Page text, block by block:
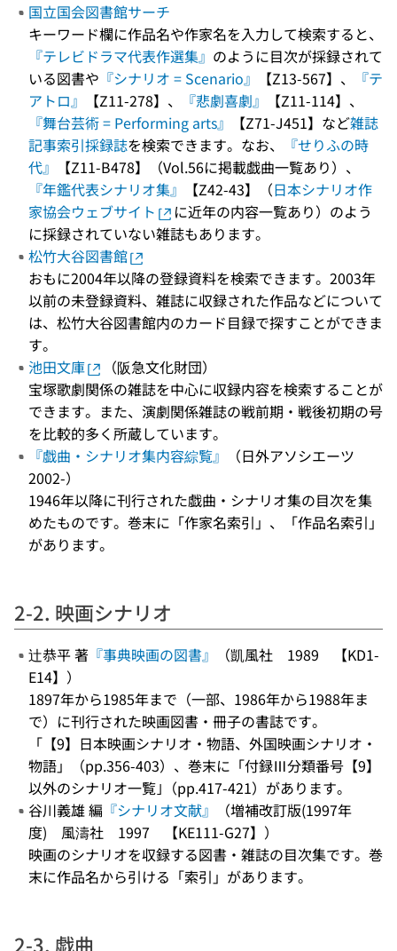
国立国会図書館サーチ
キーワード欄に作品名や作家名を入力して検索すると、
『テレビドラマ代表作選集』 のように目次が採録されて
いる図書や 『シナリオ = Scenario』 【Z13-567】、
『テ
アトロ』
【Z11-278】、 『悲劇喜劇』
【Z11-114】、
『舞台芸術 = Performing arts』
【Z71-J451】など雑誌
記事索引採録誌を検索できます。なお、
『せりふの時
代』
【Z11-B478】（Vol.56に掲載戯曲一覧あり）、
『年鑑代表シナリオ集』
【Z42-43】（日本シナリオ作
家協会ウェブサイト
に近年の内容一覧あり）のよう
に採録されていない雑誌もあります。
松竹大谷図書館
おもに2004年以降の登録資料を検索できます。2003年
以前の未登録資料、雑誌に収録された作品などについて
は、松竹大谷図書館内のカード目録で探すことができま
す。
池田文庫
（阪急文化財団）
宝塚歌劇関係の雑誌を中心に収録内容を検索することが
できます。また、演劇関係雑誌の戦前期・戦後初期の号
を比較的多く所蔵しています。
『戯曲・シナリオ集内容綜覧』
（日外アソシエーツ
2002-）
1946年以降に刊行された戯曲・シナリオ集の目次を集
めたものです。巻末に「作家名索引」、「作品名索引」
があります。
2-2. 映画シナリオ
辻恭平 著 『事典映画の図書』
（凱風社 1989 【KD1-
E14】）
1897年から1985年まで（一部、1986年から1988年ま
で）に刊行された映画図書・冊子の書誌です。
「【9】日本映画シナリオ・物語、外国映画シナリオ・
物語」（pp.356-403）、巻末に「付録Ⅲ分類番号【9】
以外のシナリオ一覧｣（pp.417-421）があります。
谷川義雄 編 『シナリオ文献』
（増補改訂版(1997年
度) 風濤社 1997 【KE111-G27】）
映画のシナリオを収録する図書・雑誌の目次集です。巻
末に作品名から引ける「索引」があります。
2-3. 戯曲